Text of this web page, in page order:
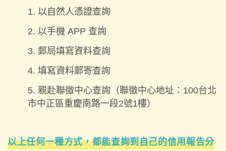
以自然人憑證查詢
以手機 APP 查詢
郵局填寫資料查詢
填寫資料郵寄查詢
親赴聯徵中心查詢（聯徵中心地址：100台北
市中正區重慶南路一段2號1樓）
以上任何一種方式，都能查詢到自己的信用報告分